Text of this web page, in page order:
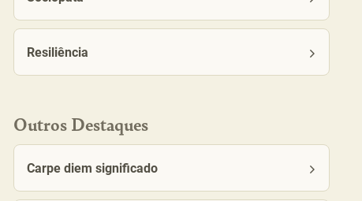
Resiliência
Outros Destaques
Carpe diem significado